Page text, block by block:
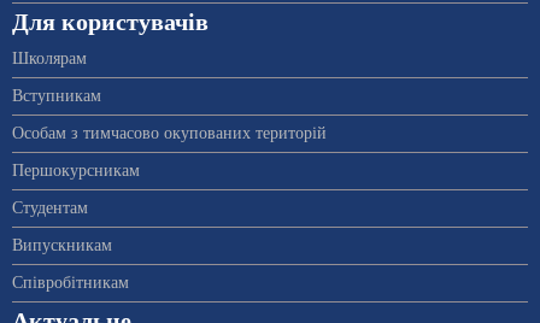
Для користувачів
Школярам
Вступникам
Особам з тимчасово окупованих територій
Першокурсникам
Студентам
Випускникам
Співробітникам